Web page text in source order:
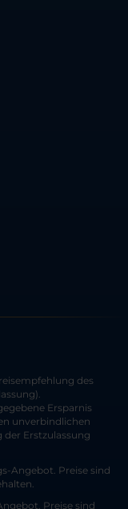
des
Ersparnis
unverbindlichen
der Erstzulassung
Angebot. Preise sind
Preise sind